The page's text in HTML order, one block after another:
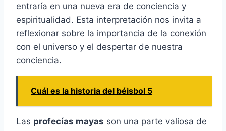
entraría en una nueva era de conciencia y
espiritualidad. Esta interpretación nos invita a
reflexionar sobre la importancia de la conexión
con el universo y el despertar de nuestra
conciencia.
Cuál es la historia del béisbol 5
Las profecías mayas son una parte valiosa de